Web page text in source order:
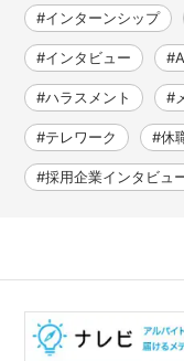
#インターンシップ
#インタビュー
#ハラスメント #
#テレワーク #休
#採用企業インタビュ